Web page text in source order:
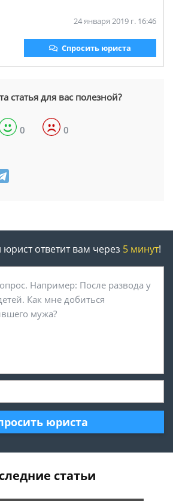
24 января 2019 г. 16:46
Спросить юриста
статья для вас полезной?
0 0
ответит вам через 5 минут!
юриста
статьи